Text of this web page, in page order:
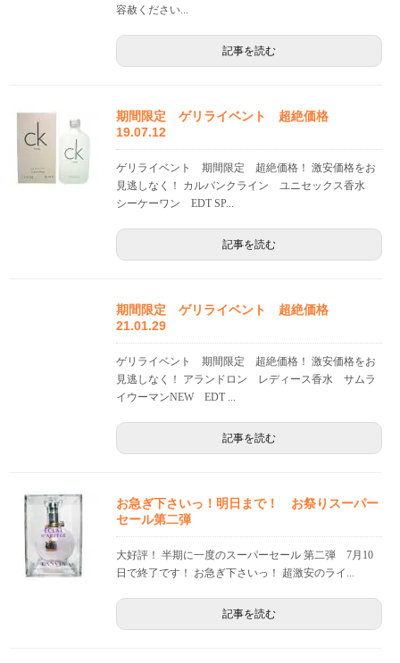
容赦ください...
記事を読む
期間限定 ゲリライベント 超絶価格
19.07.12
ゲリライベント 期間限定 超絶価格！ 激安価格をお
見逃しなく！ カルバンクライン ユニセックス香水
シーケーワン EDT SP...
記事を読む
期間限定 ゲリライベント 超絶価格
21.01.29
ゲリライベント 期間限定 超絶価格！ 激安価格をお
見逃しなく！ アランドロン レディース香水 サムラ
イウーマンNEW EDT ...
記事を読む
お急ぎ下さいっ！明日まで！ お祭りスーパー
セール第二弾
大好評！ 半期に一度のスーパーセール 第二弾 7月10
日で終了です！ お急ぎ下さいっ！ 超激安のライ...
記事を読む